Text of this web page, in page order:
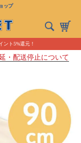
ップ
ント5%還元！
・配送停止について